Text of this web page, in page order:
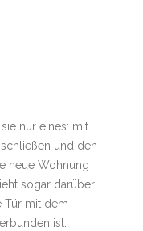
nur eines: mit
und den
neue Wohnung
sogar darüber
Tür mit dem
ist.